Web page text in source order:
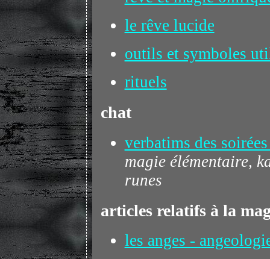
le rêve lucide
outils et symboles
rituels
chat
verbatims des
magie élémentaire,
runes
articles relatifs à la
les anges -